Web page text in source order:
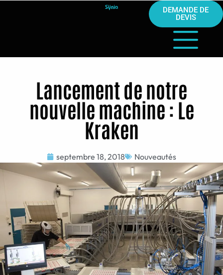
DEMANDE DE
DEVIS
Lancement de notre
nouvelle machine : Le
Kraken
septembre 18, 2018 Nouveautés